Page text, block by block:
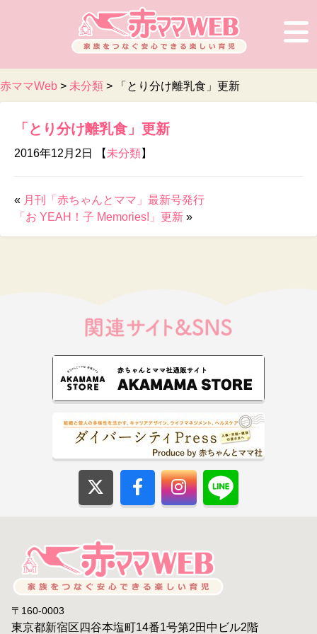
赤ママWeb > 未分類 > 「とり分け離乳食」更新
「とり分け離乳食」更新
2016年12月2日 【 未分類】
« 月刊「赤ちゃんとママ」最新号発行
「お YEAH！子 Memories!」更新 »
〒160-0003
東京都新宿区四谷本塩町14番1号第2田中ビル2階